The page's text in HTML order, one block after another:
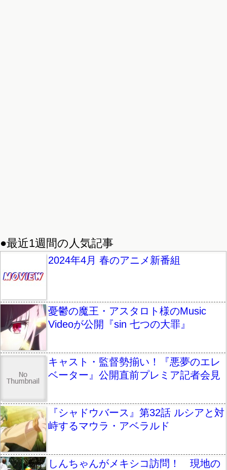
●最近1週間の人気記事
2024年4月 春のアニメ新番組
憂鬱の魔王・アスタロト様のMusic
Videoが公開『sin 七つの大罪』
キャスト・監督勢揃い！『悪夢のエレ
ベーター』公開直前プレミア記者会見
『シャドウバース』第32話 ルシアと対
峙するマウラ・アベラルド
しんちゃんがメキシコ訪問！ 現地の